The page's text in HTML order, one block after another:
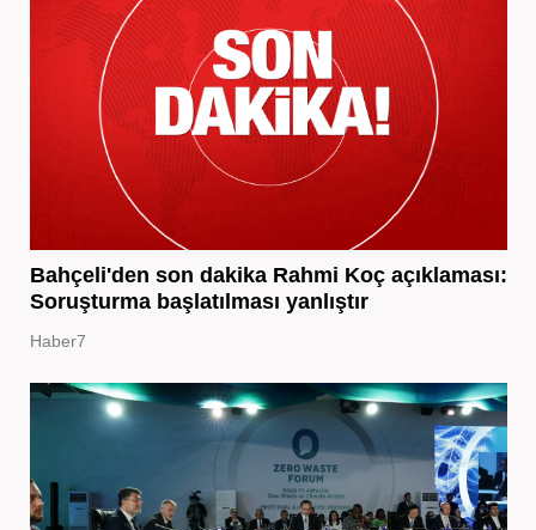
Bahçeli'den son dakika Rahmi Koç açıklaması:
Soruşturma başlatılması yanlıştır
Haber7